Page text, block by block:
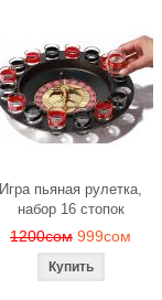
Игра пьяная рулетка,
набор 16 стопок
1200сом 999сом